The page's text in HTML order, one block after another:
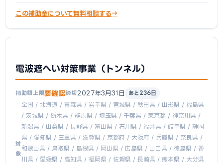
この補助金について無料相談する
電波遮へい対策事業（トンネル）
補助額上限要確認締切 2027年3月31日 あと236日
対
象
全国 / 北海道 / 青森県 / 岩手県 / 宮城県 / 秋田県 / 山形県 / 福島県
/ 茨城県 / 栃木県 / 群馬県 / 埼玉県 / 千葉県 / 東京都 / 神奈川県 /
新潟県 / 山梨県 / 長野県 / 富山県 / 石川県 / 福井県 / 岐阜県 / 静岡
県 / 愛知県 / 三重県 / 滋賀県 / 京都府 / 大阪府 / 兵庫県 / 奈良県 /
和歌山県 / 鳥取県 / 島根県 / 岡山県 / 広島県 / 山口県 / 徳島県 / 香
川県 / 愛媛県 / 高知県 / 福岡県 / 佐賀県 / 長崎県 / 熊本県 / 大分県